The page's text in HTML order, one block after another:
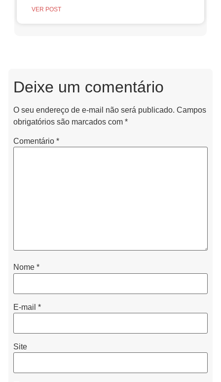
VER POST
Deixe um comentário
O seu endereço de e-mail não será publicado. Campos
obrigatórios são marcados com *
Comentário *
Nome *
E-mail *
Site